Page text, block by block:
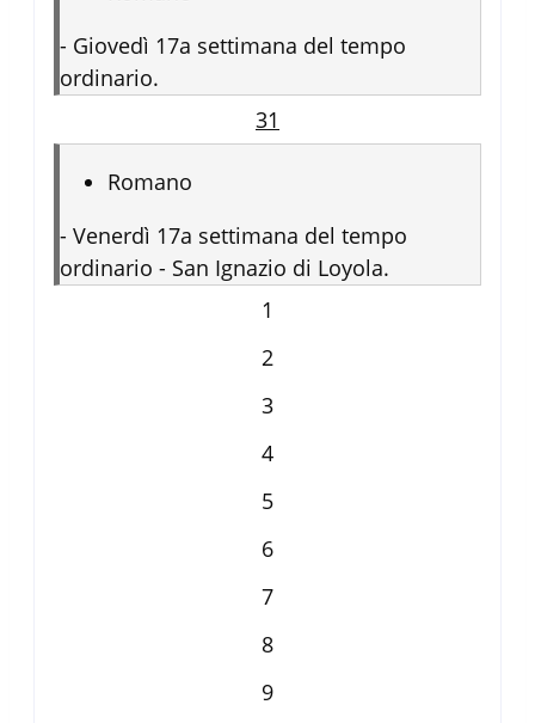
- Giovedì 17a settimana del tempo
ordinario.
31
Romano
- Venerdì 17a settimana del tempo
ordinario - San Ignazio di Loyola.
1
2
3
4
5
6
7
8
9